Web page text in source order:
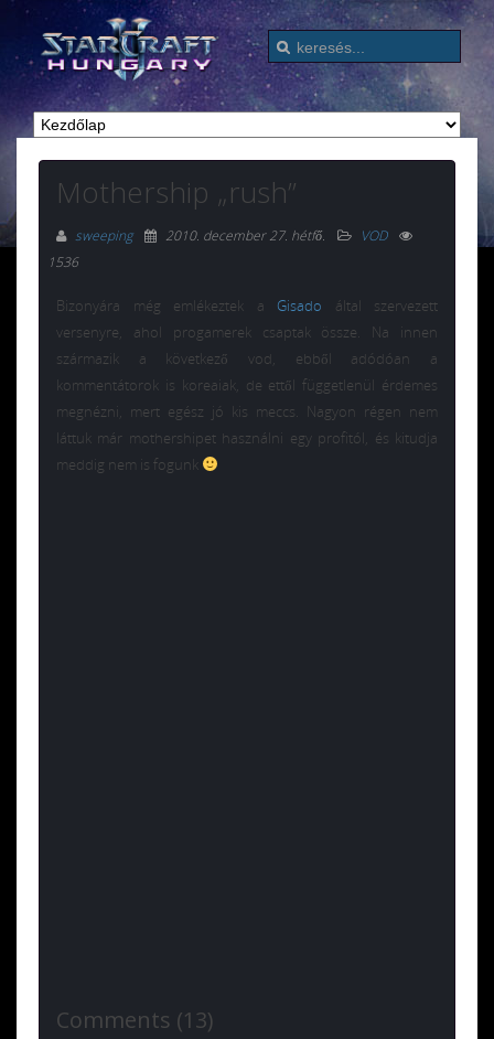
Mothership „rush”
sweeping 2010. december 27. hétfő.
VOD
1536
Bizonyára még emlékeztek a Gisado által szervezett
versenyre, ahol progamerek csaptak össze. Na innen
származik a következő vod, ebből adódóan a
kommentátorok is koreaiak, de ettől függetlenül érdemes
megnézni, mert egész jó kis meccs. Nagyon régen nem
láttuk már mothershipet használni egy profitól, és kitudja
meddig nem is fogunk
Comments (13)